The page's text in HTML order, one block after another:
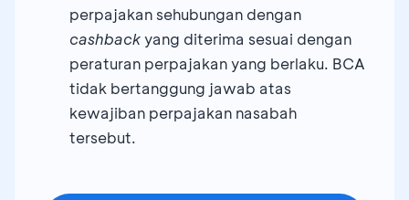
perpajakan sehubungan dengan
cashbackyang diterima sesuai dengan
peraturan perpajakan yang berlaku. BCA
tidak bertanggung jawab atas
kewajiban perpajakan nasabah
tersebut.